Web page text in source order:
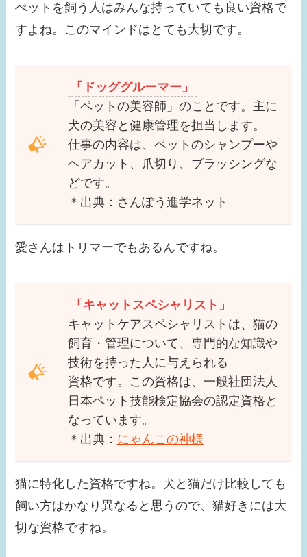
ぺットを飼う人はみんな持っていても良い資格で
すよね。このマインドはとても大切です。
「ドッググルーマー」
「ペットの美容師」のことです。主に
犬の美容と健康管理を担当します。
仕事の内容は、ペットのシャンプーや
ヘアカット、爪切り、ブラッシングな
どです。
＊出典：さんぽう進学ネット
愛さんはトリマーでもあるんですね。
「キャットスペシャリスト」
キャットケアスペシャリストは、猫の
飼育・管理について、専門的な知識や
技術を持った人に与えられる
資格です。この資格は、一般社団法人
日本ペット技能検定協会の認定資格と
なっています。
＊出典： にゃんこの神様
猫に特化した資格ですね。犬と猫だけ比較しても
飼い方はかなり異なると思うので、猫好きには大
切な資格ですね。